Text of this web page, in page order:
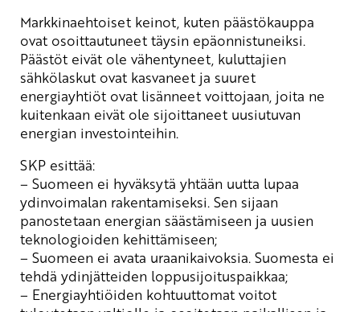
Markkinaehtoiset keinot, kuten päästökauppa
ovat osoittautuneet täysin epäonnistuneiksi.
Päästöt eivät ole vähentyneet, kuluttajien
sähkölaskut ovat kasvaneet ja suuret
energiayhtiöt ovat lisänneet voittojaan, joita ne
kuitenkaan eivät ole sijoittaneet uusiutuvan
energian investointeihin.
SKP esittää:
– Suomeen ei hyväksytä yhtään uutta lupaa
ydinvoimalan rakentamiseksi. Sen sijaan
panostetaan energian säästämiseen ja uusien
teknologioiden kehittämiseen;
– Suomeen ei avata uraanikaivoksia. Suomesta ei
tehdä ydinjätteiden loppusijoituspaikkaa;
– Energiayhtiöiden kohtuuttomat voitot